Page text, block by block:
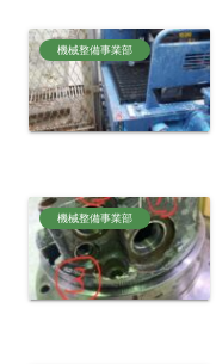
機械整備事業部
機械整備事業部